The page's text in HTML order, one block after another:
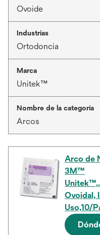
Ovoide
Industrias
Ortodoncia
Marca
Unitek™
Nombre de la categoría
Arcos
Arco de
3M™
Ovoidal,
Uso,10/